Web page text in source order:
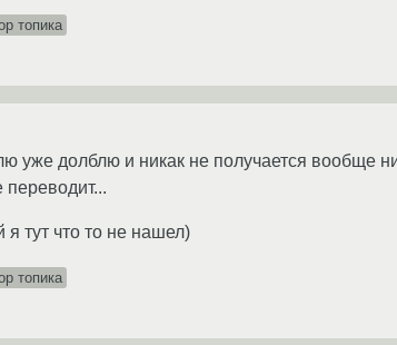
топика
уже долблю и никак не получается вообще
переводит...
тут что то не нашел)
топика